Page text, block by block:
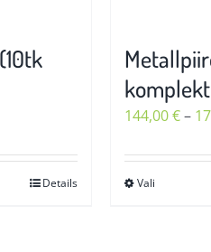
Details
144,00€–
Vali